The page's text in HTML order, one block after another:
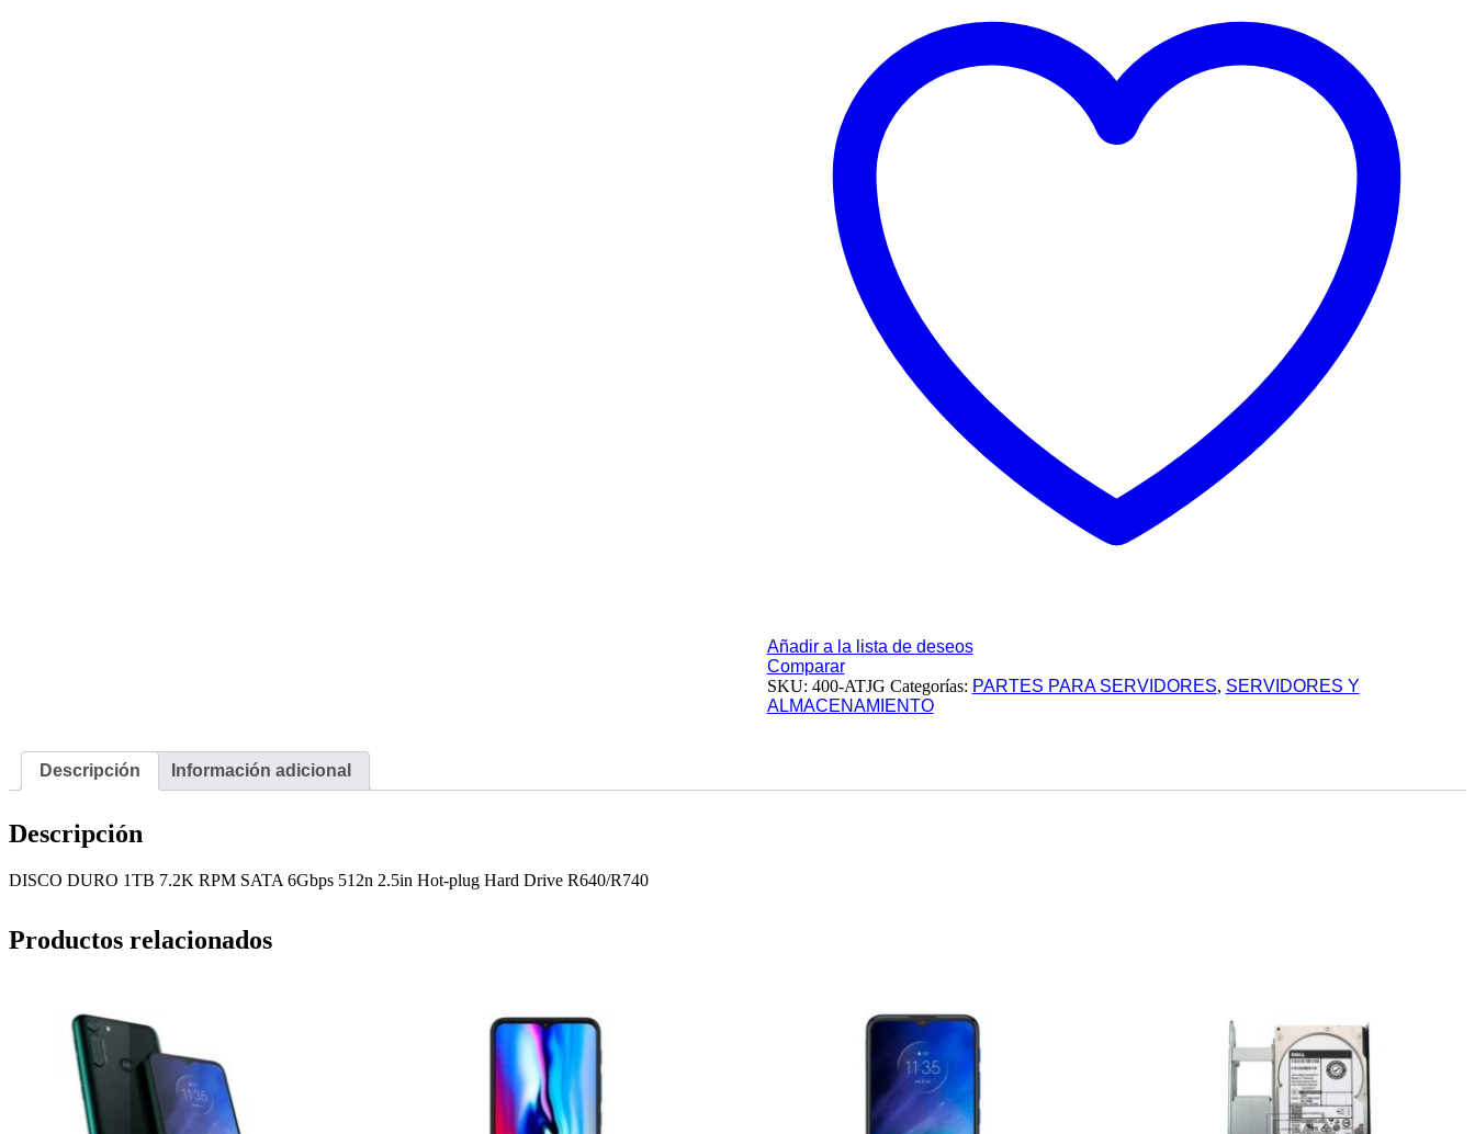
R640/R740
Añadir a la lista de deseos
Comparar
SKU: 400-ATJG Categorías: PARTES PARA SERVIDORES, SERVIDORES Y
ALMACENAMIENTO
Descripción Información adicional
Descripción
DISCO DURO 1TB 7.2K RPM SATA 6Gbps 512n 2.5in Hot-plug Hard Drive R640/R740
Productos relacionados